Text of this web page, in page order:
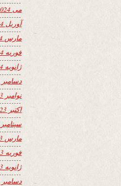
می 2024
آوریل 2024
مارس 2024
فوریه 2024
ژانویه 2024
دسامبر 2023
نوامبر 2023
اکتبر 2023
سپتامبر 2023
مارس 2023
فوریه 2023
ژانویه 2023
دسامبر 2022